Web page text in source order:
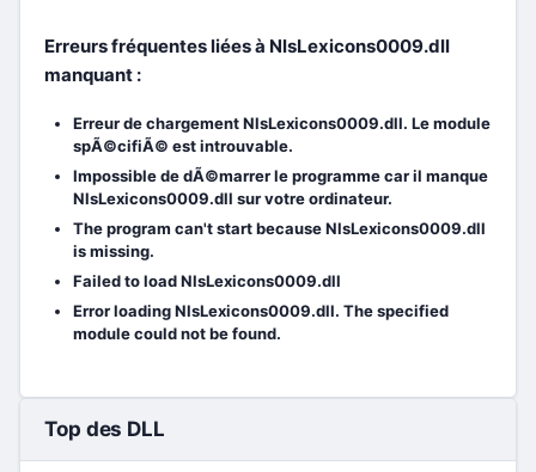
Erreurs fréquentes liées à NlsLexicons0009.dll
manquant :
Erreur de chargement NlsLexicons0009.dll. Le module
spÃ©cifiÃ© est introuvable.
Impossible de dÃ©marrer le programme car il manque
NlsLexicons0009.dll sur votre ordinateur.
The program can't start because NlsLexicons0009.dll
is missing.
Failed to load NlsLexicons0009.dll
Error loading NlsLexicons0009.dll. The specified
module could not be found.
Top des DLL